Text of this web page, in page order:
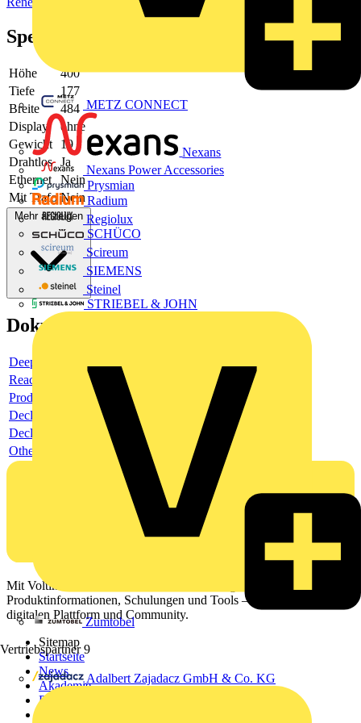
METZ CONNECT
Nexans
Nexans Power Accessories
Prysmian
Radium
Regiolux
SCHÜCO
Scireum
SIEMENS
Steinel
STRIEBEL & JOHN
Zumtobel
Vertriebspartner 9
Adalbert Zajadacz GmbH & Co. KG
Spezifikationen
Höhe
400
Tiefe
177
Breite
484
Display
ohne
Gewicht
19
Drahtlos Ja
Ethernet
Nein
Mit Trafo Nein
Mehr anzeigen
Dokumente
Deeplink product page
Reach Declaration URL
Product data sheet
Declaration RoHS
Declaration EPD
Others
Mit Voltimum erhalten Elektrofachkräfte Zugang zu Branchennews,
Produktinformationen, Schulungen und Tools – alles auf einer
digitalen Plattform und Community.
Sitemap
Startseite
News
Akademie
Produktsuche